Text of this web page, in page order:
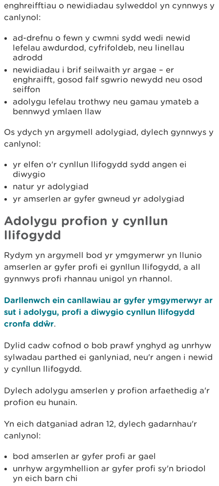
enghreifftiau o newidiadau sylweddol yn cynnwys y
canlynol:
ad-drefnu o fewn y cwmni sydd wedi newid
lefelau awdurdod, cyfrifoldeb, neu linellau
adrodd
newidiadau i brif seilwaith yr argae – er
enghraifft, gosod falf sgwrio newydd neu osod
seiffon
adolygu lefelau trothwy neu gamau ymateb a
bennwyd ymlaen llaw
Os ydych yn argymell adolygiad, dylech gynnwys y
canlynol:
yr elfen o'r cynllun llifogydd sydd angen ei
diwygio
natur yr adolygiad
yr amserlen ar gyfer gwneud yr adolygiad
Adolygu profion y cynllun
llifogydd
Rydym yn argymell bod yr ymgymerwr yn llunio
amserlen ar gyfer profi ei gynllun llifogydd, a all
gynnwys profi rhannau unigol yn rhannol.
Darllenwch ein canllawiau ar gyfer ymgymerwyr ar
sut i adolygu, profi a diwygio cynllun llifogydd
cronfa ddŵr.
Dylid cadw cofnod o bob prawf ynghyd ag unrhyw
sylwadau parthed ei ganlyniad, neu'r angen i newid
y cynllun llifogydd.
Dylech adolygu amserlen y profion arfaethedig a'r
profion eu hunain.
Yn eich datganiad adran 12, dylech gadarnhau'r
canlynol:
bod amserlen ar gyfer profi ar gael
unrhyw argymhellion ar gyfer profi sy'n briodol
yn eich barn chi